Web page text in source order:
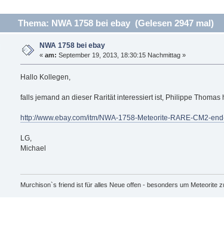
Thema: NWA 1758 bei ebay (Gelesen 2947 mal)
NWA 1758 bei ebay
« am: September 19, 2013, 18:30:15 Nachmittag »
Hallo Kollegen,
falls jemand an dieser Rarität interessiert ist, Philippe Thomas
http://www.ebay.com/itm/NWA-1758-Meteorite-RARE-CM2-
LG,
Michael
Murchison`s friend ist für alles Neue offen - besonders um Meteorite